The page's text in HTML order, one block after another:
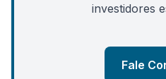
investidores
Fale